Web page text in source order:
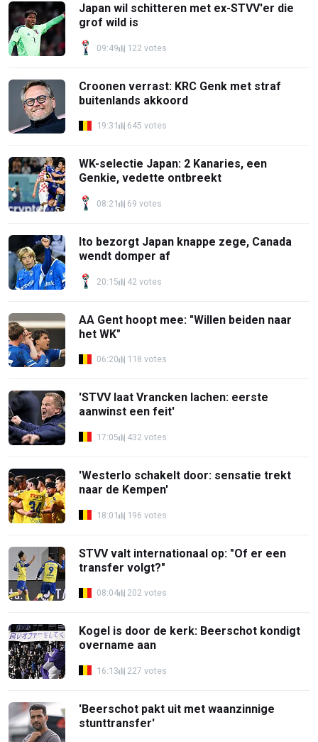
Japan wil schitteren met ex-STVV'er die
grof wild is
09:49 122 votes
Croonen verrast: KRC Genk met straf
buitenlands akkoord
19:31 645 votes
WK-selectie Japan: 2 Kanaries, een
Genkie, vedette ontbreekt
08:21 69 votes
Ito bezorgt Japan knappe zege, Canada
wendt domper af
20:15 42 votes
AA Gent hoopt mee: "Willen beiden naar
het WK"
06:20 118 votes
'STVV laat Vrancken lachen: eerste
aanwinst een feit'
17:05 432 votes
'Westerlo schakelt door: sensatie trekt
naar de Kempen'
18:01 196 votes
STVV valt internationaal op: "Of er een
transfer volgt?"
08:04 202 votes
Kogel is door de kerk: Beerschot kondigt
overname aan
16:13 227 votes
'Beerschot pakt uit met waanzinnige
stunttransfer'